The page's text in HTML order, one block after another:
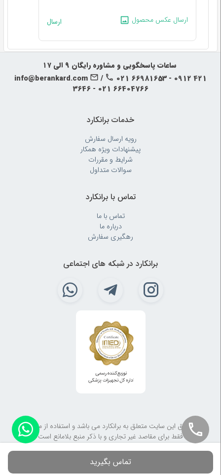
تماس بگیرید
ارسال عکس محصول ارسال
‍‍ ساعات پاسخگویی و مشاوره رایگان ۹ الی ۱۷
info@berankard.com
/
021 66981653 - 0912 421
3646 - 021 66404766
خدمات برانکارد
رویه‌ ارسال سفارش
پیشنهادات ویژه همکار
شرایط و مقررات
سوالات متداول
تماس با برانکارد
تماس با ما
درباره ما
رهگیری سفارش
برانکارد در شبکه های اجتماعی
کلیه حقوق این سایت متعلق به برانکارد می باشد و استفاده از مطالب آن
فقط برای مقاصد غیر تجاری و با ذکر منبع بلامانع است